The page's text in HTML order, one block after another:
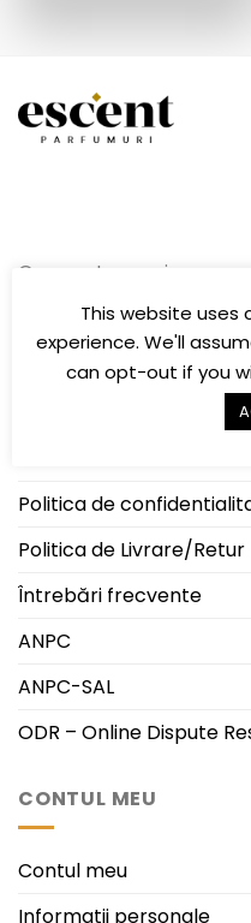
O poveste magica,
sau exclusiv oriental.
INFORMATII
Politica de
Politica de Livrare/Retur
Întrebări frecvente
ANPC
ANPC-SAL
ODR – Online Dispute
CONTUL MEU
Contul meu
Informatii personale
This website uses
experience. We'll
can opt-out if you